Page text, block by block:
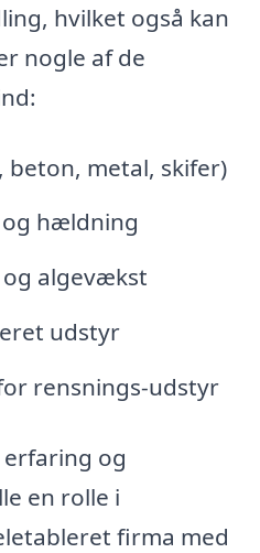
hvilket også kan
nogle af de
beton, metal, skifer)
hældning
og algevækst
udstyr
rensnings-udstyr
og
en rolle i
firma med